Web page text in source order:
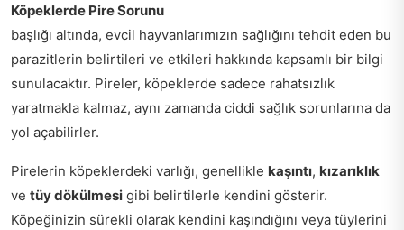
Köpeklerde Pire Sorunu
başlığı altında, evcil hayvanlarımızın sağlığını tehdit eden bu
parazitlerin belirtileri ve etkileri hakkında kapsamlı bir bilgi
sunulacaktır. Pireler, köpeklerde sadece rahatsızlık
yaratmakla kalmaz, aynı zamanda ciddi sağlık sorunlarına da
yol açabilirler.
Pirelerin köpeklerdeki varlığı, genellikle kaşıntı, kızarıklık
ve tüy dökülmesi gibi belirtilerle kendini gösterir.
Köpeğinizin sürekli olarak kendini kaşındığını veya tüylerini